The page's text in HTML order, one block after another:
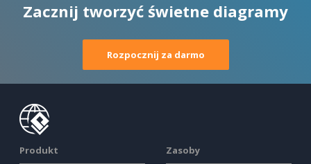
Zacznij tworzyć świetne diagramy
Rozpocznij za darmo
Produkt Zasoby